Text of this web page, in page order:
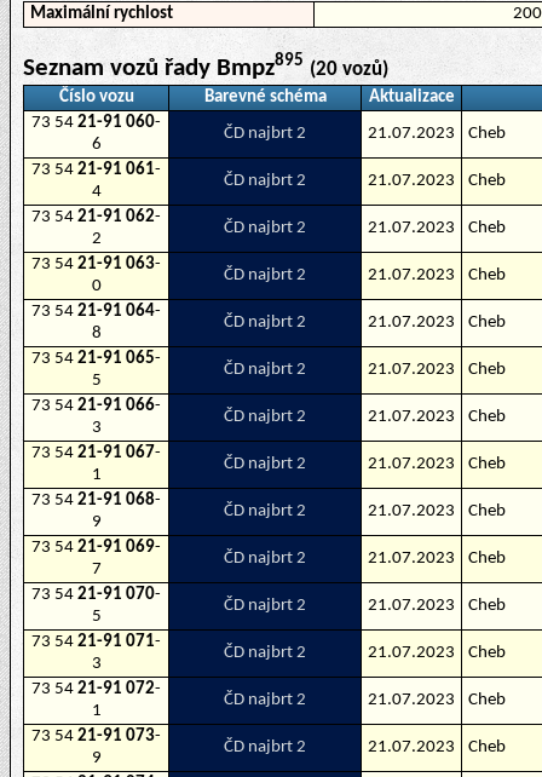
Maximální rychlost 200
Seznam vozů řady Bmpz895 (20 vozů)
Číslo vozu Barevné schéma
Aktualizace
73 54 21-91 060-
6
ČD najbrt 2 21.07.2023
Cheb
73 54 21-91 061-
4
ČD najbrt 2 21.07.2023
Cheb
73 54 21-91 062-
2
ČD najbrt 2 21.07.2023
Cheb
73 54 21-91 063-
0
ČD najbrt 2 21.07.2023
Cheb
73 54 21-91 064-
8
ČD najbrt 2 21.07.2023
Cheb
73 54 21-91 065-
5
ČD najbrt 2 21.07.2023
Cheb
73 54 21-91 066-
3
ČD najbrt 2 21.07.2023
Cheb
73 54 21-91 067-
1
ČD najbrt 2 21.07.2023
Cheb
73 54 21-91 068-
9
ČD najbrt 2 21.07.2023
Cheb
73 54 21-91 069-
7
ČD najbrt 2 21.07.2023
Cheb
73 54 21-91 070-
5
ČD najbrt 2 21.07.2023
Cheb
73 54 21-91 071-
3
ČD najbrt 2 21.07.2023
Cheb
73 54 21-91 072-
1
ČD najbrt 2 21.07.2023
Cheb
73 54 21-91 073-
9
ČD najbrt 2 21.07.2023
Cheb